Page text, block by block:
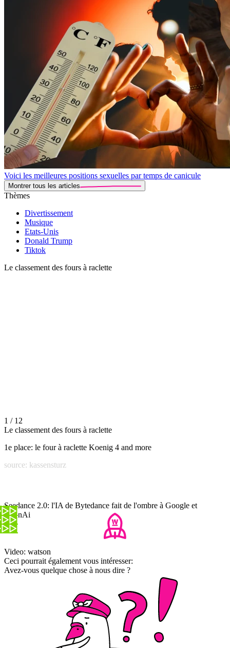
Voici les meilleures positions sexuelles par temps de canicule
Montrer tous les articles
Thèmes
Divertissement
Musique
Etats-Unis
Donald Trump
Tiktok
Le classement des fours à raclette
1 / 12
Le classement des fours à raclette
1e place: le four à raclette Koenig 4 and more
source: kassensturz
Seedance 2.0: l'IA de Bytedance fait de l'ombre à Google et
OpenAi
Video: watson
Ceci pourrait également vous intéresser:
Avez-vous quelque chose à nous dire ?